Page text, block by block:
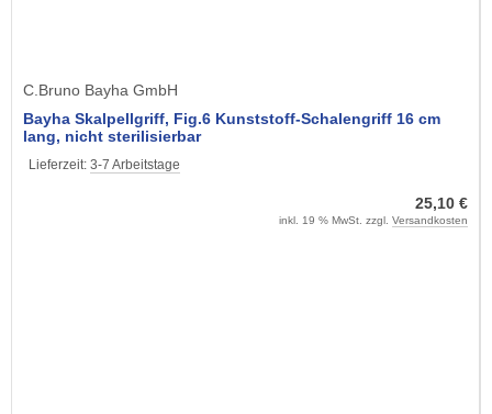
C.Bruno Bayha GmbH
Bayha Skalpellgriff, Fig.6 Kunststoff-Schalengriff 16 cm
lang, nicht sterilisierbar
Lieferzeit: 3-7 Arbeitstage
25,10 €
inkl. 19 % MwSt. zzgl. Versandkosten